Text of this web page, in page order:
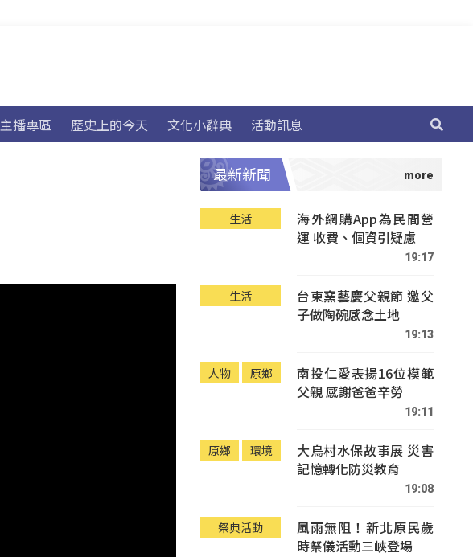
主播專區 歷史上的今天 文化小辭典 活動訊息
最新新聞
生活
海外網購App為民間營
運 收費、個資引疑慮
19:17
生活
台東窯藝慶父親節 邀父
子做陶碗感念土地
19:13
人物 原鄉
南投仁愛表揚16位模範
父親 感謝爸爸辛勞
19:11
原鄉 環境
大鳥村水保故事展 災害
記憶轉化防災教育
19:08
祭典活動
風雨無阻！新北原民歲
時祭儀活動三峽登場